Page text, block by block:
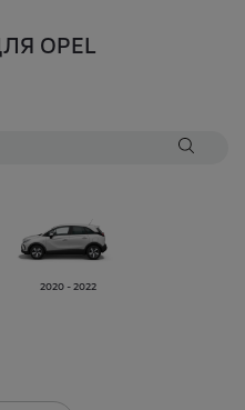
OPEL
2020 - 2022